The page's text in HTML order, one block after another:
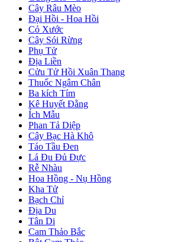
Cây Râu Mèo
Đại Hồi - Hoa Hồi
Cỏ Xước
Cây Sói Rừng
Phụ Tử
Địa Liền
Cửu Tử Hồi Xuân Thang
Thuốc Ngâm Chân
Ba kích Tím
Kê Huyết Đằng
Ích Mẫu
Phan Tả Diệp
Cây Bạc Hà Khô
Táo Tầu Đen
Lá Đu Đủ Đực
Rễ Nhàu
Hoa Hồng - Nụ Hồng
Kha Tử
Bạch Chỉ
Địa Du
Tân Di
Cam Thảo Bắc